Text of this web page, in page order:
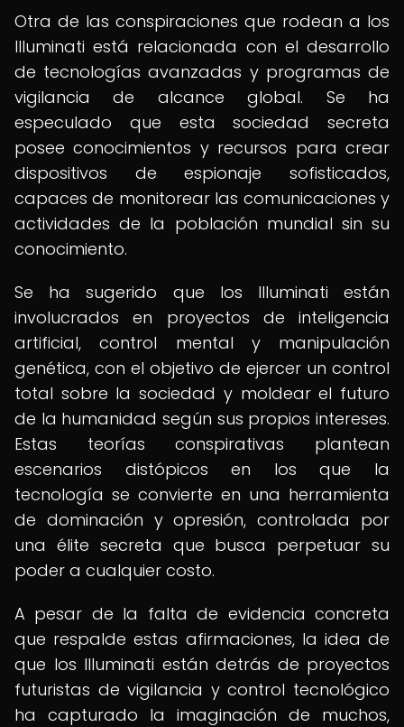
Otra de las conspiraciones que rodean a los
Illuminati está relacionada con el desarrollo
de tecnologías avanzadas y programas de
vigilancia de alcance global. Se ha
especulado que esta sociedad secreta
posee conocimientos y recursos para crear
dispositivos de espionaje sofisticados,
capaces de monitorear las comunicaciones y
actividades de la población mundial sin su
conocimiento.
Se ha sugerido que los Illuminati están
involucrados en proyectos de inteligencia
artificial, control mental y manipulación
genética, con el objetivo de ejercer un control
total sobre la sociedad y moldear el futuro
de la humanidad según sus propios intereses.
Estas teorías conspirativas plantean
escenarios distópicos en los que la
tecnología se convierte en una herramienta
de dominación y opresión, controlada por
una élite secreta que busca perpetuar su
poder a cualquier costo.
A pesar de la falta de evidencia concreta
que respalde estas afirmaciones, la idea de
que los Illuminati están detrás de proyectos
futuristas de vigilancia y control tecnológico
ha capturado la imaginación de muchos,